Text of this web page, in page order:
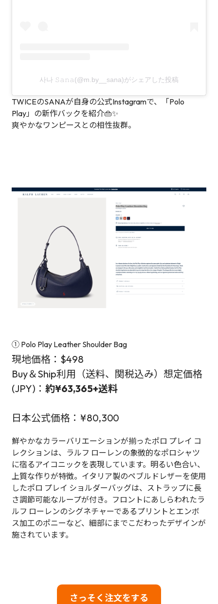
사나 𝚂𝚊𝚗𝚊(@m.by__sana)がシェアした投稿
TWICEのSANAが自身の公式Instagramで、「Polo
Play」の新作バックを紹介👜✨
爽やかなワンピースとの相性抜群。
① Polo Play Leather Shoulder Bag
現地価格：$498
Buy＆Ship利用（送料、関税込み）想定価格
(JPY)： 約¥63,365+送料
日本公式価格：¥80,300
鮮やかなカラーバリエーションが揃ったポロ プレイ コ
レクションは、ラルフ ローレンの象徴的なポロシャツ
に宿るアイコニックを表現しています。明るい色合い、
上質な作りが特徴。イタリア製のペブルドレザーを使用
したポロ プレイ ショルダーバッグは、ストラップに長
さ調節可能なループが付き。フロントにあしらわれたラ
ルフ ローレンのシグネチャーであるプリントとエンボ
ス加工のポニーなど、細部にまでこだわったデザインが
施されています。
さっそく注文をする